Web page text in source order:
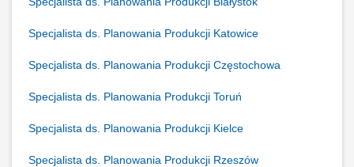
Specjalista ds. Planowania Produkcji Katowice
Specjalista ds. Planowania Produkcji Częstochowa
Specjalista ds. Planowania Produkcji Toruń
Specjalista ds. Planowania Produkcji Kielce
Specjalista ds. Planowania Produkcji Rzeszów